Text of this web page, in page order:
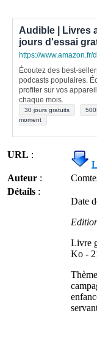
Audible | Livres
jours d'essai
https://
Écoutez des best-
podcasts populaires.
profiter sur vos
chaque mois.
30 jours gratuits
moment
URL :
Auteur :
Détails :
Date
Livre
Ko -